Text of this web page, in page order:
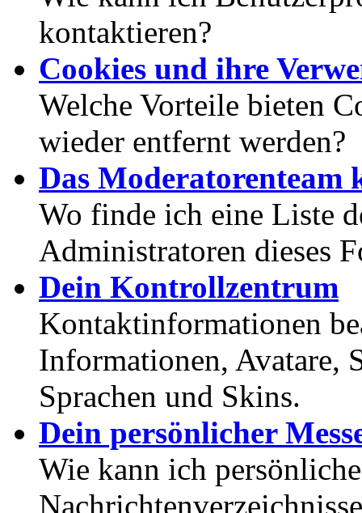
kontaktieren?
Cookies und ihre
Welche Vorteile bieten
wieder entfernt werden?
Das Moderatorenteam
Wo finde ich eine Liste
Administratoren dieses
Dein Kontrollzentrum
Kontaktinformationen
Informationen, Avatare,
Sprachen und Skins.
Dein persönlicher
Wie kann ich